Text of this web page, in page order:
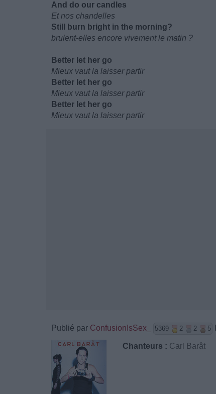
And do our candles
Et nos chandelles
Still burn bright in the morning?
brulent-elles encore vivement le matin ?
Better let her go
Mieux vaut la laisser partir
Better let her go
Mieux vaut la laisser partir
Better let her go
Mieux vaut la laisser partir
Publié par ConfusionIsSex_ 5369 2 2 5
Chanteurs : Carl Barât